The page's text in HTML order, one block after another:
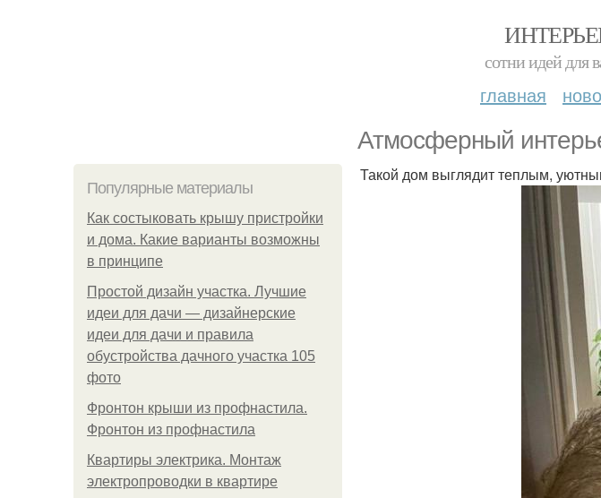
сотни идей для
главная
Атмосферный
Популярные материалы
Как состыковать крышу пристройки
и дома. Какие варианты возможны
в принципе
Простой дизайн участка. Лучшие
идеи для дачи — дизайнерские
идеи для дачи и правила
обустройства дачного участка 105
фото
Фронтон крыши из профнастила.
Фронтон из профнастила
Квартиры электрика. Монтаж
электропроводки в квартире
Такой дом выглядит теплым,